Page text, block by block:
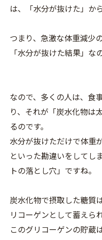
は、「水分が抜けた」から
つまり、急激な体重減少
「水分が抜けた結果」な
なので、多くの人は、食
り、それが「炭水化物は
るのです。
水分が抜けただけで体重
といった勘違いをしてし
トの落とし穴」ですね。
炭水化物で摂取した糖質
リコーゲンとして蓄えられ
このグリコーゲンの貯蔵